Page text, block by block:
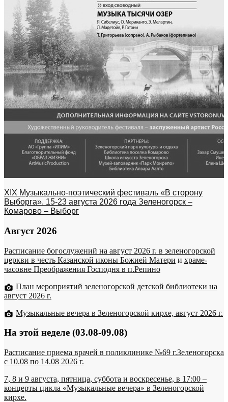
XIX Музыкально-поэтический фестиваль «В сторону
Выборга». 15-23 августа 2026 года Зеленогорск –
Комарово – Выборг
Август 2026
Расписание богослужений на август 2026 г. в зеленогорской
церкви в честь Казанской иконы Божией Матери и храме-
часовне Преображения Господня в п.Репино
План мероприятий зеленогорской детской библиотеки на
август 2026 г.
Музыкальные вечера в Зеленогорской кирхе, август 2026 г.
На этой неделе (03.08-09.08)
Расписание приема врачей в поликлинике №69 г.Зеленогорска
c 10.08 по 14.08 2026 г.
7, 8 и 9 августа, пятница, суббота и воскресенье, в 17:00 –
концерты цикла «Музыкальные вечера» в Зеленогорской
кирхе.